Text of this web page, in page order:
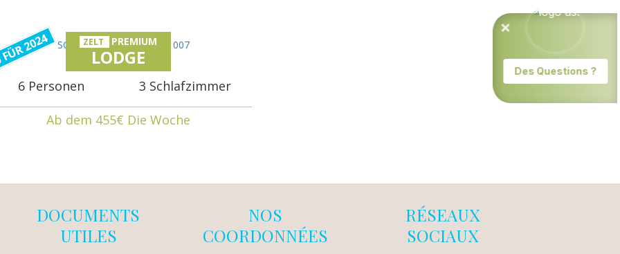
2024 ZELT PREMIUM
LODGE
6 Personen 3 Schlafzimmer
Ab dem 455€ Die Woche
DOCUMENTS
UTILES
NOS
COORDONNÉES
RÉSEAUX
SOCIAUX